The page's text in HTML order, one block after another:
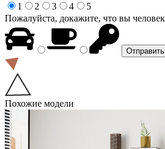
1
2 3 4
5
Пожалуйста, докажите, что вы
Похожие модели